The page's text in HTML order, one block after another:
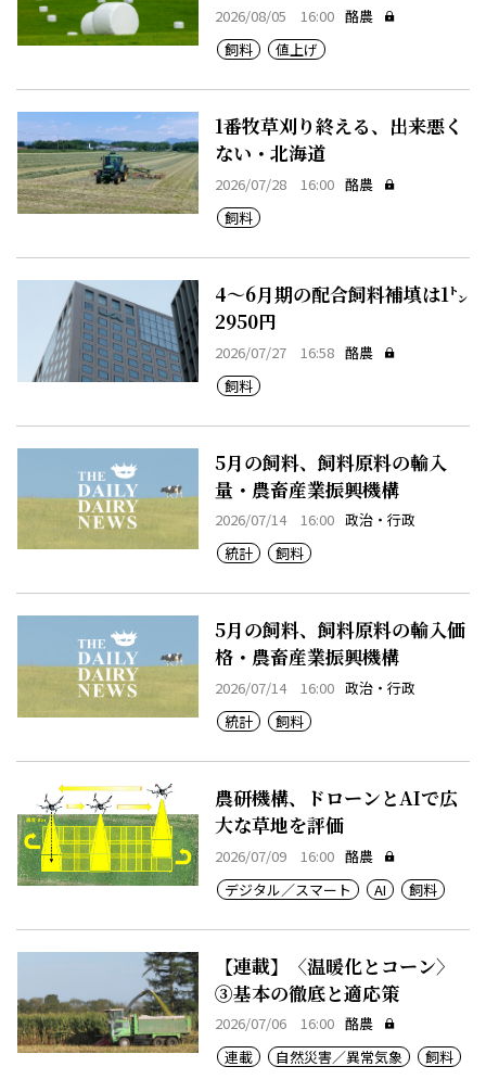
2026/08/05 16:00 酪農
飼料
値上げ
1番牧草刈り終える、出来悪く
ない・北海道
2026/07/28 16:00 酪農
飼料
4～6月期の配合飼料補填は1㌧
2950円
2026/07/27 16:58 酪農
飼料
5月の飼料、飼料原料の輸入
量・農畜産業振興機構
2026/07/14 16:00 政治・行政
統計
飼料
5月の飼料、飼料原料の輸入価
格・農畜産業振興機構
2026/07/14 16:00 政治・行政
統計
飼料
農研機構、ドローンとAIで広
大な草地を評価
2026/07/09 16:00 酪農
デジタル／スマート
AI 飼料
【連載】〈温暖化とコーン〉
③基本の徹底と適応策
2026/07/06 16:00 酪農
連載
自然災害／異常気象 飼料